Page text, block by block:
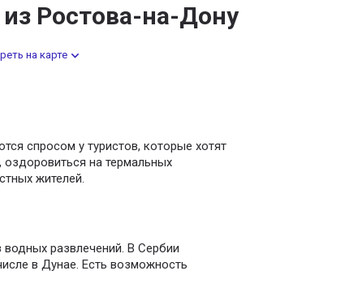
Ростова-на-Дону
на карте
спросом у туристов, которые хотят
на термальных
жителей.
развлечений. В Сербии
в Дунае. Есть возможность